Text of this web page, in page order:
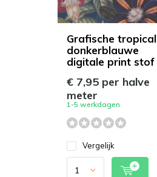
Grafische tropical
donkerblauwe
digitale print stof
€ 7,95 per halve
meter
1-5 werkdagen
Vergelijk